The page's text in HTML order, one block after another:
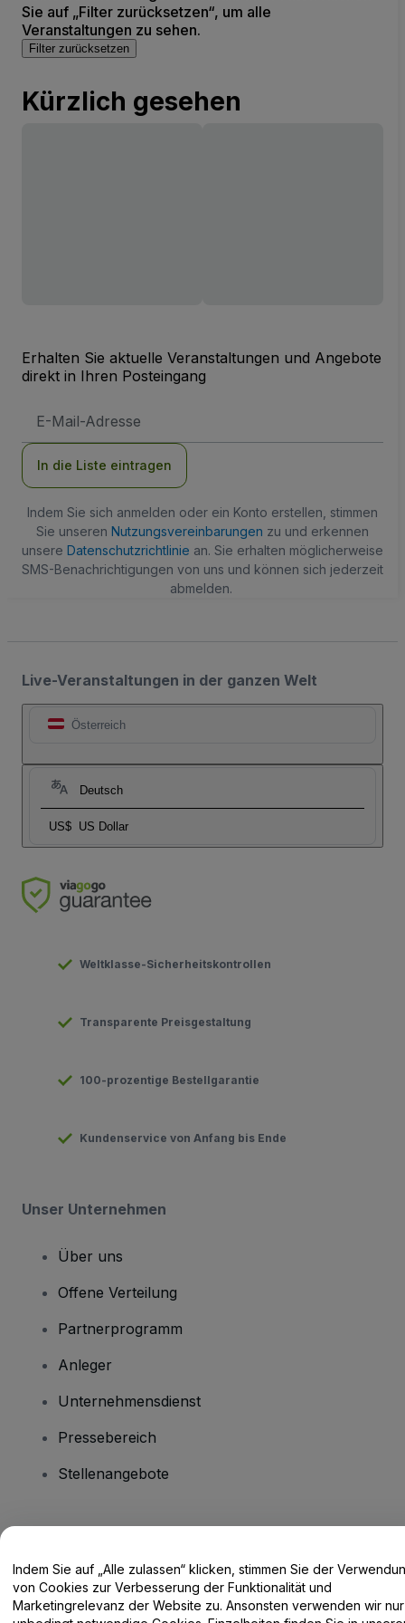
Sie auf „Filter zurücksetzen“, um alle
Veranstaltungen zu sehen.
Filter zurücksetzen
Kürzlich gesehen
Erhalten Sie aktuelle Veranstaltungen und Angebote
direkt in Ihren Posteingang
Mail-
In die Liste eintragen
Indem Sie sich anmelden oder ein Konto erstellen, stimmen
Sie unseren Nutzungsvereinbarungen zu und erkennen
unsere Datenschutzrichtlinie an. Sie erhalten möglicherweise
SMS-Benachrichtigungen von uns und können sich jederzeit
abmelden.
Live-Veranstaltungen in der ganzen Welt
Österreich
Deutsch
US$ US Dollar
Weltklasse-Sicherheitskontrollen
Transparente Preisgestaltung
100-prozentige Bestellgarantie
Kundenservice von Anfang bis Ende
Unser Unternehmen
Über uns
Offene Verteilung
Partnerprogramm
Anleger
Unternehmensdienst
Pressebereich
Stellenangebote
Hilfe-Center / Kontakt
Indem Sie auf „Alle zulassen“ klicken, stimmen Sie der
von Cookies zur Verbesserung der Funktionalität und
Marketingrelevanz der Website zu. Ansonsten verwenden wir nur